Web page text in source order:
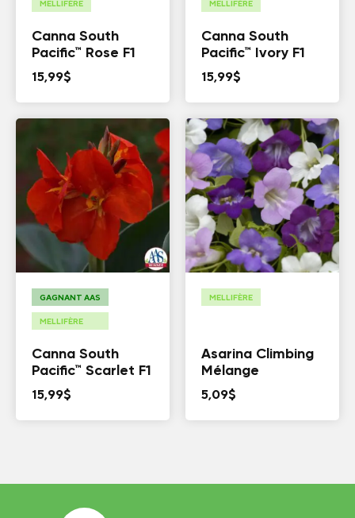
MELLIFÈRE
Canna South
Pacific™ Rose F1
15,99$
MELLIFÈRE
Canna South
Pacific™ Ivory F1
15,99$
GAGNANT AAS
MELLIFÈRE
Canna South
Pacific™ Scarlet F1
15,99$
MELLIFÈRE
Asarina Climbing
Mélange
5,09$